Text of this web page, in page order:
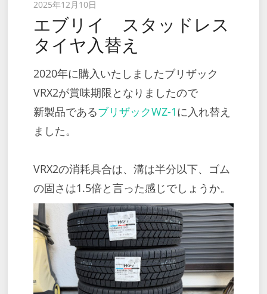
Posted
on
2025年12月10日
エブリイ スタッドレス
タイヤ入替え
2020年に購入いたしましたブリザック
VRX2が賞味期限となりましたので
新製品であるブリザックWZ-1に入れ替え
ました。
VRX2の消耗具合は、溝は半分以下、ゴム
の固さは1.5倍と言った感じでしょうか。